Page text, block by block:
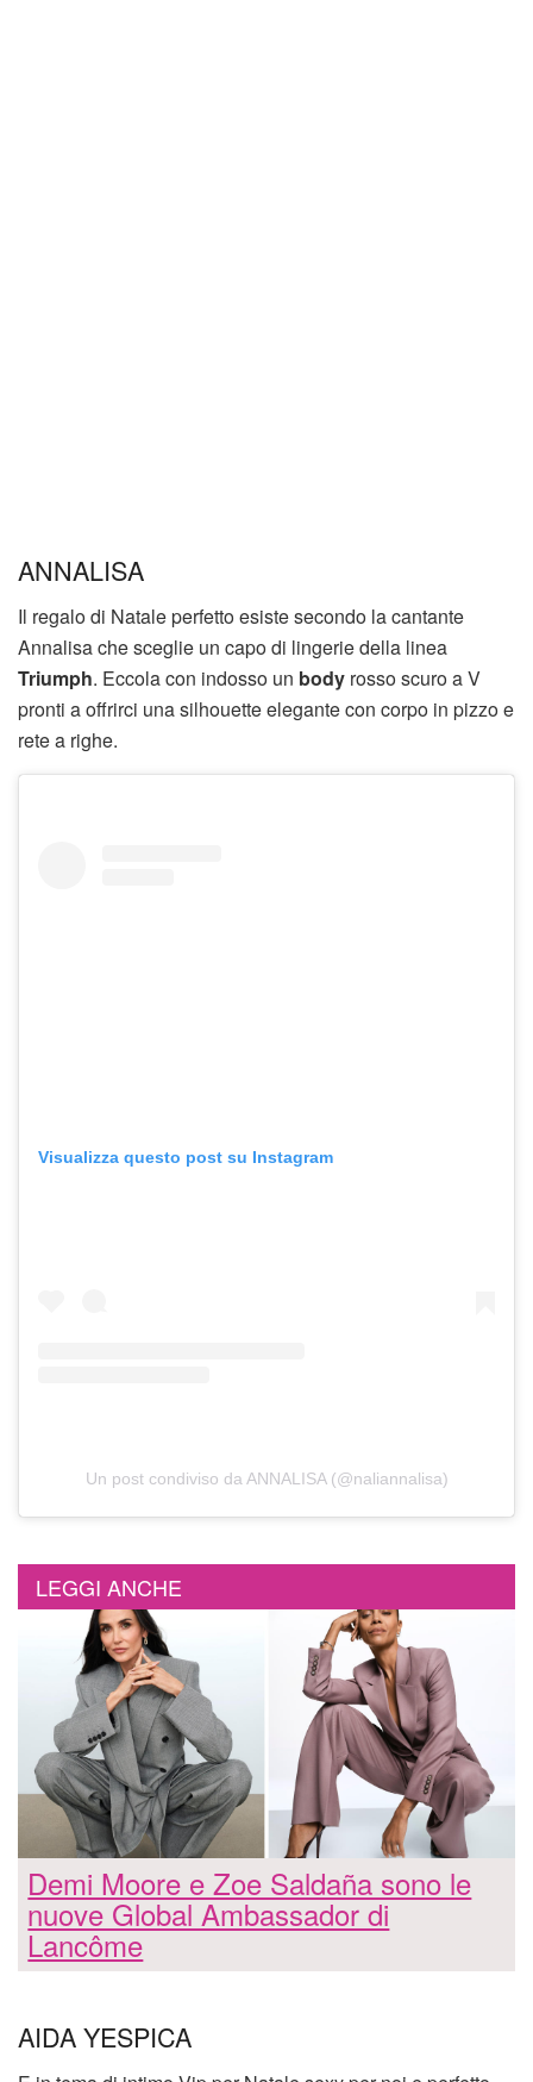
ANNALISA
Il regalo di Natale perfetto esiste secondo la cantante
Annalisa che sceglie un capo di lingerie della linea
Triumph. Eccola con indosso un body rosso scuro a V
pronti a offrirci una silhouette elegante con corpo in pizzo e
rete a righe.
Visualizza questo post su Instagram
Un post condiviso da ANNALISA (@naliannalisa)
LEGGI ANCHE
Demi Moore e Zoe Saldaña sono le
nuove Global Ambassador di
Lancôme
AIDA YESPICA